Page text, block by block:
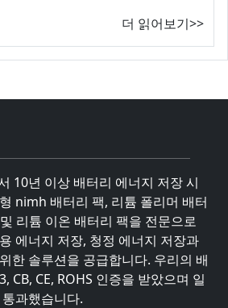
더 읽어보기>>
10년 이상 배터리 에너지 저장 시
nimh 배터리 팩, 리튬 폴리머 배터
리튬 이온 배터리 팩을 전문으로
에너지 저장, 청정 에너지 저장과
한 솔루션을 공급합니다. 우리의 배
CB, CE, ROHS 인증을 받았으며 일
과했습니다.